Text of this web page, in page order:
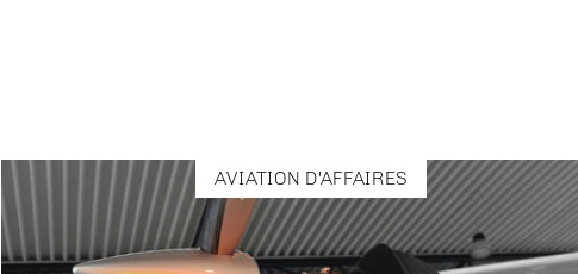
AVIATION D'AFFAIRES